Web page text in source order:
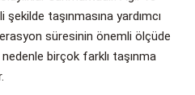
taşınmasına yardımcı
süresinin önemli ölçüde
nedenle birçok farklı taşınma